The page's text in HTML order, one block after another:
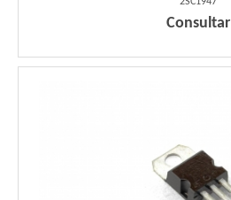
Consultar